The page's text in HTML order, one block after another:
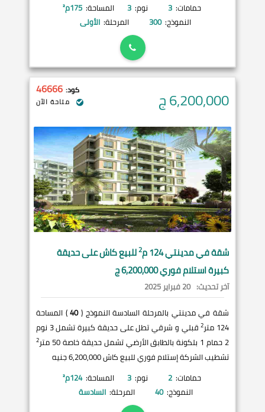
حمامات: 3 نوم: 3 المساحة: 175م²
النموذج: 300 المرحلة: الأولى
6,200,000ج كود: 46666
متاحة الآن
شقة فيمدينتي124 م 2للبيع كاش على حديقة
كبيرة استلام فوري 6,200,000 ج
آخر تحديث: 20 فبراير 2025
شقة في مدينتي بالمرحلة السادسة النموذج (40) المساحة
124 متر
2
قبلي و شرقي تطل على حديقة كبيرة تشمل 3 نوم
2 حمام 1 بلكونة بالطابق الأرضي تشمل حديقة خاصة 50 متر
2
تشطيب الشركة إستلام فوري للبيع كاش 6,200,000 جنيه
حمامات: 2 نوم: 3 المساحة: 124م²
النموذج: 40 المرحلة: السادسة